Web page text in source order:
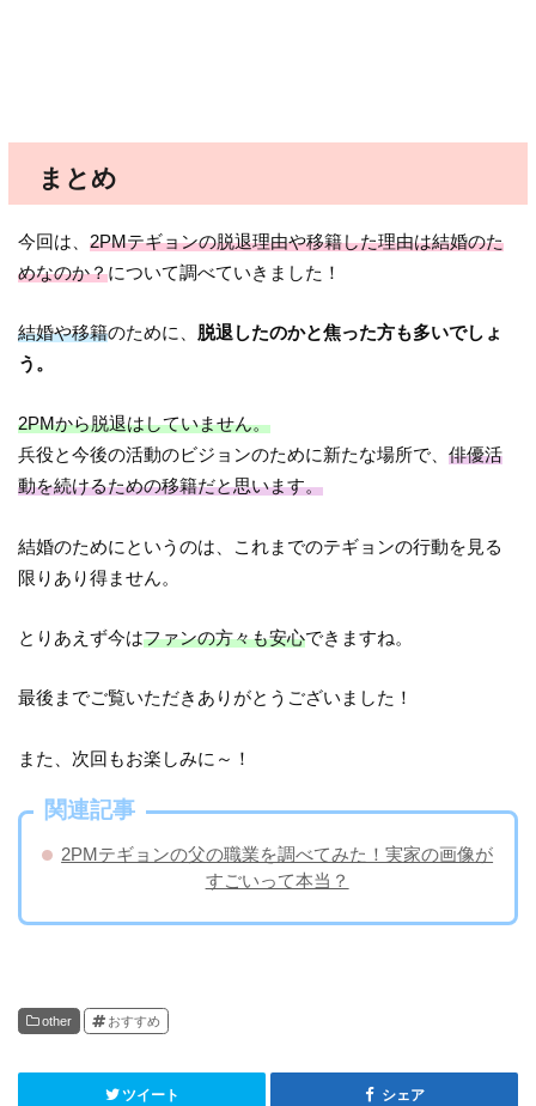
まとめ
今回は、2PMテギョンの脱退理由や移籍した理由は結婚のた
めなのか？について調べていきました！
結婚や移籍のために、 脱退したのかと焦った方も多いでしょ
う。
2PMから脱退はしていません。
兵役と今後の活動のビジョンのために新たな場所で、俳優活
動を続けるための移籍だと思います。
結婚のためにというのは、これまでのテギョンの行動を見る
限りあり得ません。
とりあえず今はファンの方々も安心できますね。
最後までご覧いただきありがとうございました！
また、次回もお楽しみに～！
関連記事
2PMテギョンの父の職業を調べてみた！実家の画像が
すごいって本当？
other おすすめ
ツイート シェア